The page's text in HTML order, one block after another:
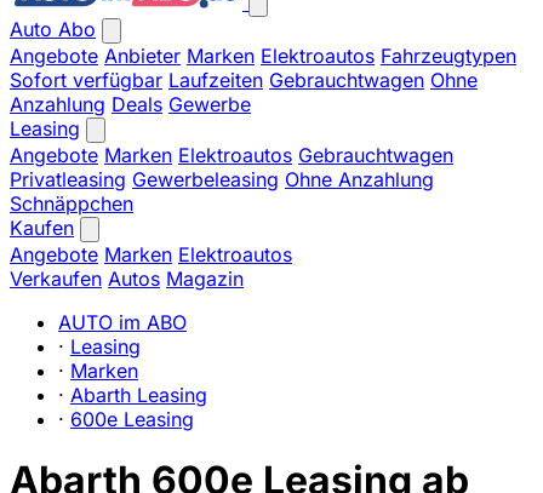
Auto Abo
Angebote Anbieter Marken Elektroautos Fahrzeugtypen
Sofort verfügbar Laufzeiten Gebrauchtwagen Ohne
Anzahlung Deals Gewerbe
Leasing
Angebote Marken Elektroautos Gebrauchtwagen
Privatleasing Gewerbeleasing Ohne Anzahlung
Schnäppchen
Kaufen
Angebote Marken Elektroautos
Verkaufen Autos Magazin
AUTO im ABO
· Leasing
· Marken
· Abarth Leasing
· 600e Leasing
Abarth 600e Leasing ab